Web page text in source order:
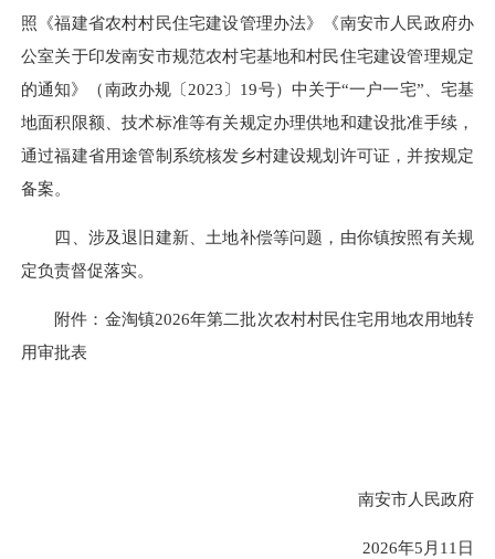
照《福建省农村村民住宅建设管理办法》《南安市人民政府办
公室关于印发南安市规范农村宅基地和村民住宅建设管理规定
的通知》（南政办规〔2023〕19号）中关于“一户一宅”、宅基
地面积限额、技术标准等有关规定办理供地和建设批准手续，
通过福建省用途管制系统核发乡村建设规划许可证，并按规定
备案。
四、涉及退旧建新、土地补偿等问题，由你镇按照有关规
定负责督促落实。
附件：金淘镇2026年第二批次农村村民住宅用地农用地转
用审批表
南安市人民政府
2026年5月11日